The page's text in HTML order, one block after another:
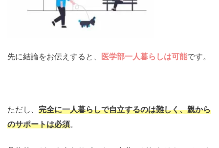
先に結論をお伝えすると、 医学部一人暮らしは可能です。
ただし、 完全に一人暮らしで自立するのは難しく、親から
のサポートは必須。